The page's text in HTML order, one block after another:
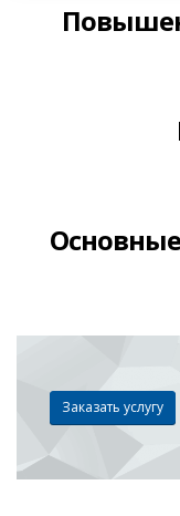
Заказать услугу